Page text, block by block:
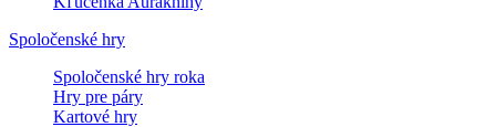
Spoločenské hry
Spoločenské hry roka
Hry pre páry
Kartové hry